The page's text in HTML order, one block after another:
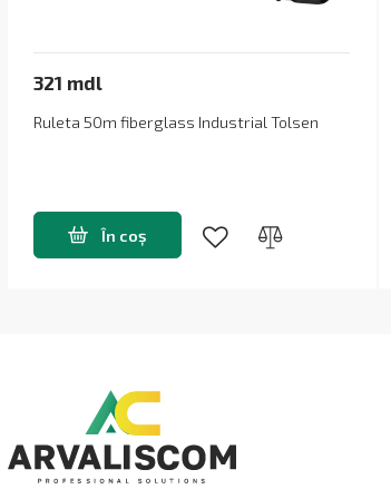
321 mdl
Ruleta 50m fiberglass Industrial Tolsen
În coș